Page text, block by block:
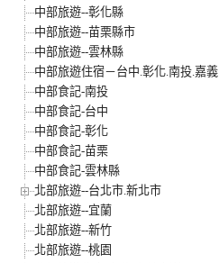
中部旅遊--彰化縣
中部旅遊--苗栗縣市
中部旅遊--雲林縣
中部旅遊住宿－台中.彰化.南投.嘉義
中部食記-南投
中部食記-台中
中部食記-彰化
中部食記-苗栗
中部食記-雲林縣
北部旅遊--台北市.新北市
北部旅遊--宜蘭
北部旅遊--新竹
北部旅遊--桃園